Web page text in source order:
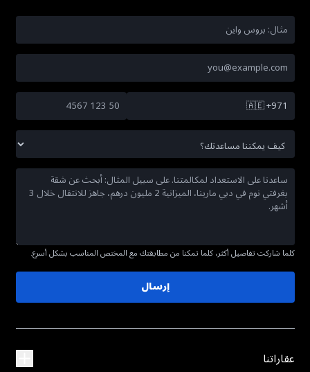
🇦🇪+971
كلما شاركت تفاصيل أكثر، كلما تمكنا من مطابقتك مع المختص المناسب بشكل أسرع.
إرسال
عقاراتنا